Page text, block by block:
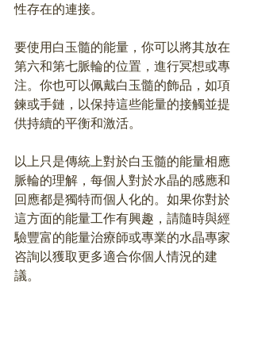
性存在的連接。
要使用白玉髓的能量，你可以將其放在
第六和第七脈輪的位置，進行冥想或專
注。你也可以佩戴白玉髓的飾品，如項
鍊或手鏈，以保持這些能量的接觸並提
供持續的平衡和激活。
以上只是傳統上對於白玉髓的能量相應
脈輪的理解，每個人對於水晶的感應和
回應都是獨特而個人化的。如果你對於
這方面的能量工作有興趣，請隨時與經
驗豐富的能量治療師或專業的水晶專家
咨詢以獲取更多適合你個人情況的建
議。